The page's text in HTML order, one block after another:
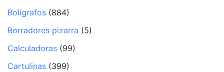
Bolígrafos (884)
Borradores pizarra (5)
Calculadoras (99)
Cartulinas (399)